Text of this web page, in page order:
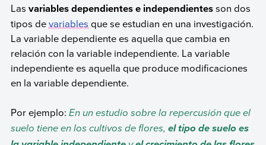
Las variables dependientes e independientesson dos
tipos devariablesque se estudian en una investigación.
La variable dependiente es aquella que cambia en
relación con la variable independiente. La variable
independiente es aquella que produce modificaciones
en la variable dependiente.
Por ejemplo: En un estudio sobre la repercusión que el
suelo tiene en los cultivos de flores, el tipo de suelo es